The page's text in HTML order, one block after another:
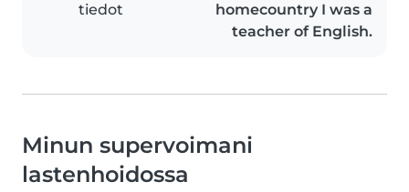
tiedot
homecountry I was a
teacher of English.
Minun supervoimani
lastenhoidossa